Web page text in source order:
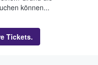
können...
Tickets.